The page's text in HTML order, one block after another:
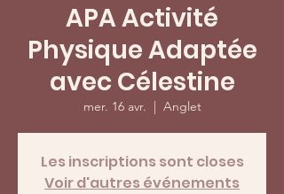
APA Activité
Physique Adaptée
avec Célestine
mer. 16 avr.
  |
Anglet
Les inscriptions sont closes
Voir d'autres événements